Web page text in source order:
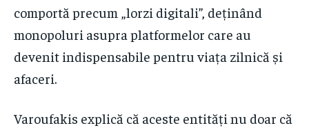
comportă precum „lorzi digitali”, deținând
monopoluri asupra platformelor care au
devenit indispensabile pentru viața zilnică și
afaceri.
Varoufakis explică că aceste entități nu doar că